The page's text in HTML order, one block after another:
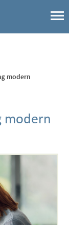
modern
modern